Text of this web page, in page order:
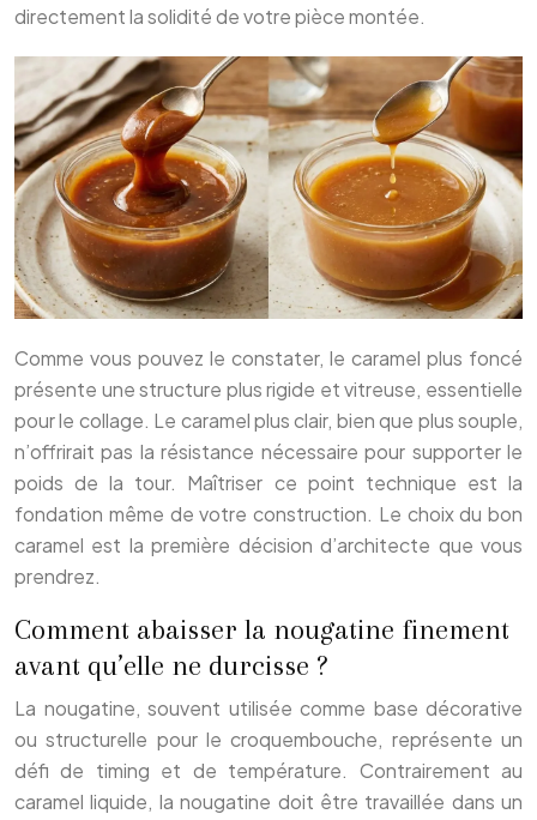
directement la solidité de votre pièce montée.
Comme vous pouvez le constater, le caramel plus foncé
présente une structure plus rigide et vitreuse, essentielle
pour le collage. Le caramel plus clair, bien que plus souple,
n’offrirait pas la résistance nécessaire pour supporter le
poids de la tour. Maîtriser ce point technique est la
fondation même de votre construction. Le choix du bon
caramel est la première décision d’architecte que vous
prendrez.
Comment abaisser la nougatine finement
avant qu’elle ne durcisse ?
La nougatine, souvent utilisée comme base décorative
ou structurelle pour le croquembouche, représente un
défi de timing et de température. Contrairement au
caramel liquide, la nougatine doit être travaillée dans un